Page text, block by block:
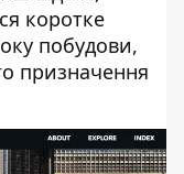
коротке
побудови,
призначення